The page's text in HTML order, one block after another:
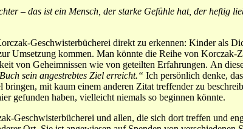
– das ist ein Mensch, der starke Gefühle hat, der heftig
Geschwisterbücherei direkt zu erkennen: Kinder als
Umsetzung kommen. Man könnte die Reihe von
von Geheimnissen wie von geteilten Erfahrungen. An
sein angestrebtes Ziel erreicht.“ Ich persönlich denke,
mit kaum einem anderen Zitat treffender zu
gefunden haben, vielleicht niemals so beginnen könnte.
Geschwisterbücherei und allen, die sich dort treffen und